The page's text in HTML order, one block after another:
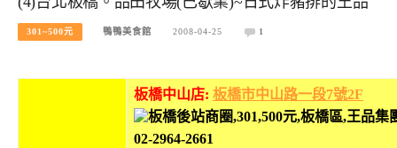
301~500元 鴨鴨美食館 2008-04-25 1
板橋中山店: 板橋市中山路一段7號2F
02-2964-2661